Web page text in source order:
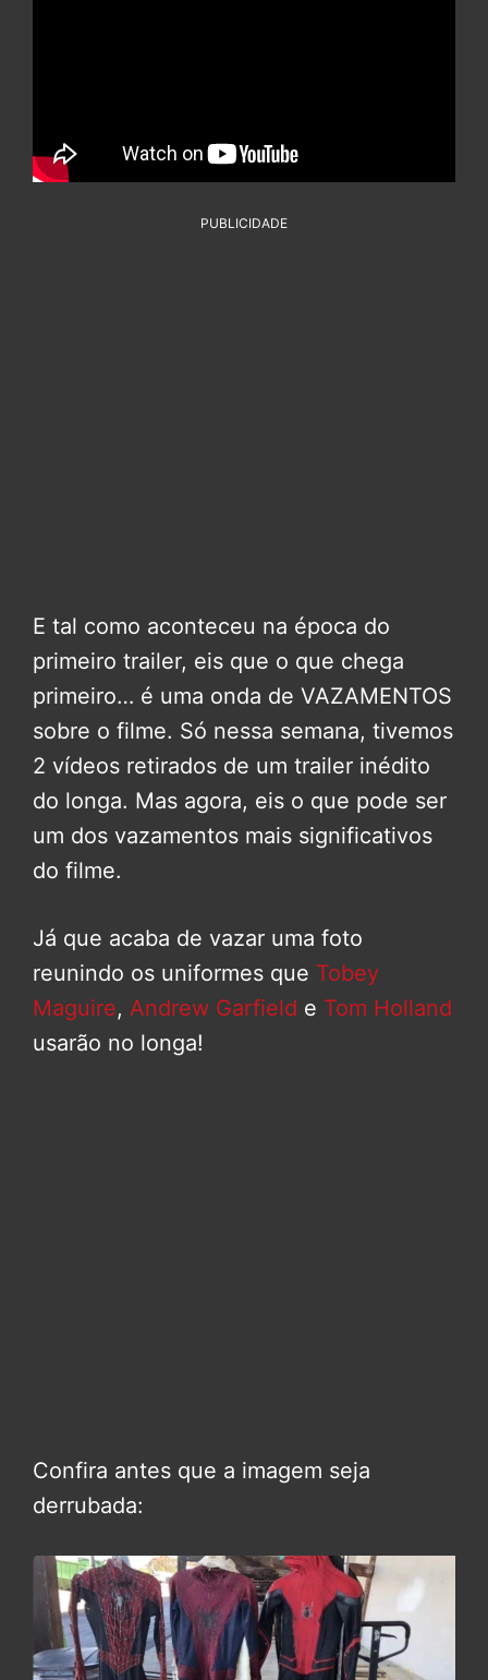
PUBLICIDADE
E tal como aconteceu na época do
primeiro trailer, eis que o que chega
primeiro… é uma onda de VAZAMENTOS
sobre o filme. Só nessa semana, tivemos
2 vídeos retirados de um trailer inédito
do longa. Mas agora, eis o que pode ser
um dos vazamentos mais significativos
do filme.
Já que acaba de vazar uma foto
reunindo os uniformes que Tobey
Maguire, Andrew Garfield e Tom Holland
usarão no longa!
Confira antes que a imagem seja
derrubada: